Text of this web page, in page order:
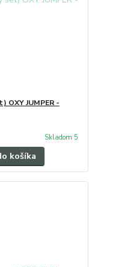
JUMPER -
Skladom 5
košíka